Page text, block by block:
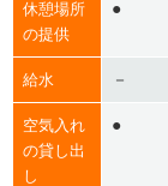
休憩場所
の提供
●
給水 －
空気入れ
の貸し出
し
●